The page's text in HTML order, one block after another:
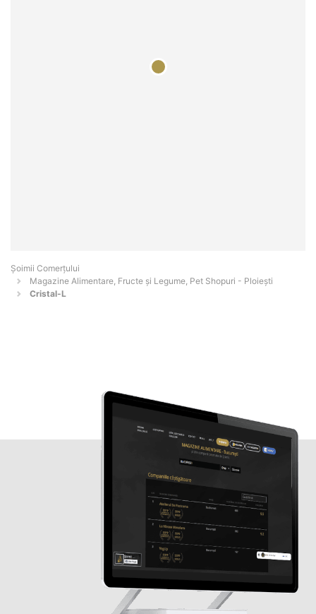
Șoimii Comerțului
Magazine Alimentare, Fructe și Legume, Pet Shopuri - Ploieşti
Cristal-L